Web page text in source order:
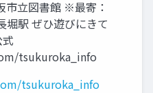
市立図書館 ※最寄：
堀駅 ぜひ遊びにきて
tsukuroka_info
tsukuroka_info